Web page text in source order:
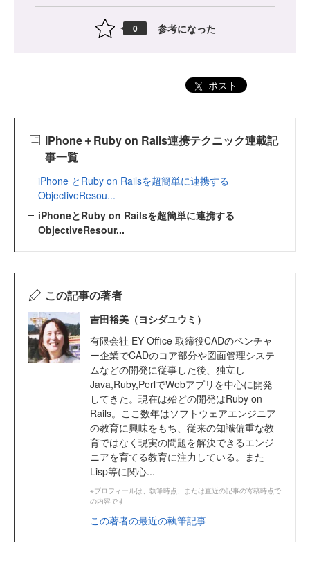
0 参考になった
ポスト
iPhone＋Ruby on Rails連携テクニック連載記
事一覧
iPhone とRuby on Railsを超簡単に連携する
ObjectiveResou...
iPhoneとRuby on Railsを超簡単に連携する
ObjectiveResour...
この記事の著者
吉田裕美（ヨシダユウミ）
有限会社 EY-Office 取締役CADのベンチャ
ー企業でCADのコア部分や図面管理システ
ムなどの開発に従事した後、独立し
Java,Ruby,PerlでWebアプリを中心に開発
してきた。現在は殆どの開発はRuby on
Rails。ここ数年はソフトウェアエンジニア
の教育に興味をもち、従来の知識偏重な教
育ではなく現実の問題を解決できるエンジ
ニアを育てる教育に注力している。また
Lisp等に関心...
※プロフィールは、執筆時点、または直近の記事の寄稿時点で
の内容です
この著者の最近の執筆記事